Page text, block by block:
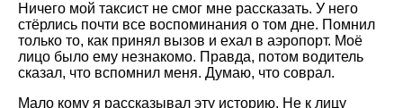
Ничего мой таксист не смог мне рассказать. У него
стёрлись почти все воспоминания о том дне. Помнил
только то, как принял вызов и ехал в аэропорт. Моё
лицо было ему незнакомо. Правда, потом водитель
сказал, что вспомнил меня. Думаю, что соврал.
Мало кому я рассказывал эту историю. Не к лицу